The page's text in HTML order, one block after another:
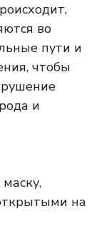
во
пути и
чтобы
и
на